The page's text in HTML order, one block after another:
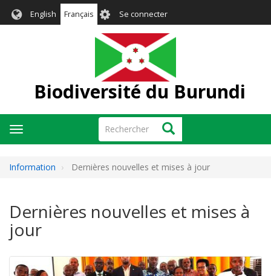
English Français User
account
menu
Se connecter
Biodiversité du Burundi
Rechercher Rechercher
Toggle
navigation
Information Dernières nouvelles et mises à jour
Dernières nouvelles et mises à
jour